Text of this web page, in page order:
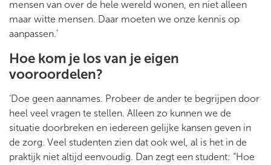
mensen van over de hele wereld wonen, en niet alleen
maar witte mensen. Daar moeten we onze kennis op
aanpassen.’
Hoe kom je los van je eigen
vooroordelen?
‘Doe geen aannames. Probeer de ander te begrijpen door
heel veel vragen te stellen. Alleen zo kunnen we de
situatie doorbreken en iedereen gelijke kansen geven in
de zorg. Veel studenten zien dat ook wel, al is het in de
praktijk niet altijd eenvoudig. Dan zegt een student: “Hoe